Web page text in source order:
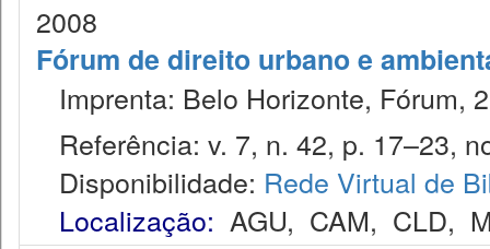
2008
Fórum de direito urbano e
Imprenta: Belo Horizonte, Fórum,
Referência: v. 7, n. 42, p. 17–23,
Disponibilidade: Rede Virtual de
Localização: AGU, CAM, CLD,